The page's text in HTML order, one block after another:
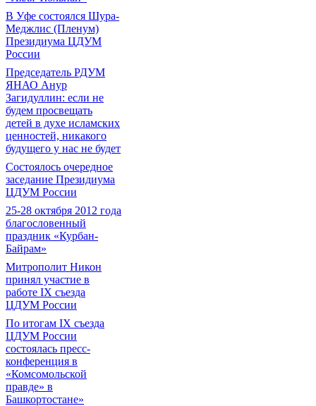
В Уфе состоялся Шура-
Меджлис (Пленум)
Президиума ЦДУМ
России
Председатель РДУМ
ЯНАО Анур
Загидуллин: если не
будем просвещать
детей в духе исламских
ценностей, никакого
будущего у нас не будет
Состоялось очередное
заседание Президиума
ЦДУМ России
25-28 октября 2012 года
благословенный
праздник «Курбан-
Байрам»
Митрополит Никон
принял участие в
работе IX съезда
ЦДУМ России
По итогам IX съезда
ЦДУМ России
состоялась пресс-
конференция в
«Комсомольской
правде» в
Башкортостане»